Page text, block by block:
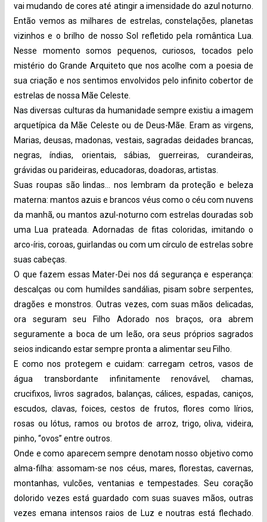
vai mudando de cores até atingir a imensidade do azul noturno.
Então vemos as milhares de estrelas, constelações, planetas
vizinhos e o brilho de nosso Sol refletido pela romântica Lua.
Nesse momento somos pequenos, curiosos, tocados pelo
mistério do Grande Arquiteto que nos acolhe com a poesia de
sua criação e nos sentimos envolvidos pelo infinito cobertor de
estrelas de nossa Mãe Celeste.
Nas diversas culturas da humanidade sempre existiu a imagem
arquetípica da Mãe Celeste ou de Deus-Mãe. Eram as virgens,
Marias, deusas, madonas, vestais, sagradas deidades brancas,
negras, índias, orientais, sábias, guerreiras, curandeiras,
grávidas ou parideiras, educadoras, doadoras, artistas.
Suas roupas são lindas… nos lembram da proteção e beleza
materna: mantos azuis e brancos véus como o céu com nuvens
da manhã, ou mantos azul-noturno com estrelas douradas sob
uma Lua prateada. Adornadas de fitas coloridas, imitando o
arco-íris, coroas, guirlandas ou com um círculo de estrelas sobre
suas cabeças.
O que fazem essas Mater-Dei nos dá segurança e esperança:
descalças ou com humildes sandálias, pisam sobre serpentes,
dragões e monstros. Outras vezes, com suas mãos delicadas,
ora seguram seu Filho Adorado nos braços, ora abrem
seguramente a boca de um leão, ora seus próprios sagrados
seios indicando estar sempre pronta a alimentar seu Filho.
E como nos protegem e cuidam: carregam cetros, vasos de
água transbordante infinitamente renovável, chamas,
crucifixos, livros sagrados, balanças, cálices, espadas, caniços,
escudos, clavas, foices, cestos de frutos, flores como lírios,
rosas ou lótus, ramos ou brotos de arroz, trigo, oliva, videira,
pinho, “ovos” entre outros.
Onde e como aparecem sempre denotam nosso objetivo como
alma-filha: assomam-se nos céus, mares, florestas, cavernas,
montanhas, vulcões, ventanias e tempestades. Seu coração
dolorido vezes está guardado com suas suaves mãos, outras
vezes emana intensos raios de Luz e noutras está flechado.